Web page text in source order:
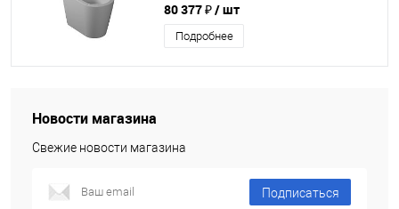
80 377 ₽/ шт
Подробнее
Новости магазина
Свежие новости магазина
Подписаться